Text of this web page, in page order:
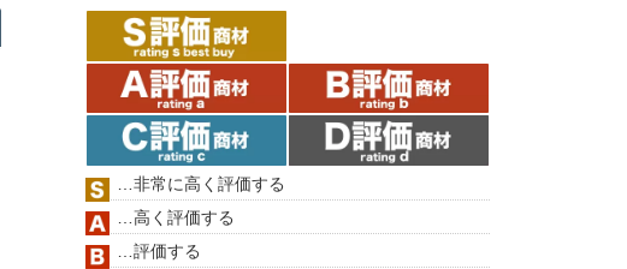
…非常に高く評価する
…高く評価する
…評価する